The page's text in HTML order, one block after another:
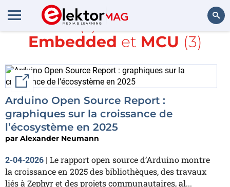
Rechercher
Article(s) avec la balise
Embedded et MCU (3)
External link
Arduino Open Source Report :
graphiques sur la croissance de
l’écosystème en 2025
par Alexander Neumann
2-04-2026 | Le rapport open source d’Arduino montre
la croissance en 2025 des bibliothèques, des travaux
liés à Zephyr et des projets communautaires, al...